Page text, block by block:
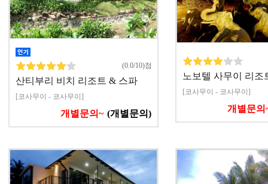
(0.0/10)점
산티부리 비치 리조트 & 스파
[코사무이 - 코사무이]
개별문의~ (개별문의)
노보텔 사무이 리
[코사무이 - 코사무이]
개별문의